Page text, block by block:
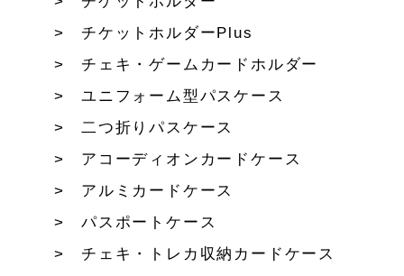
チケットホルダーPlus
チェキ・ゲームカードホルダー
ユニフォーム型パスケース
二つ折りパスケース
アコーディオンカードケース
アルミカードケース
パスポートケース
チェキ・トレカ収納カードケース